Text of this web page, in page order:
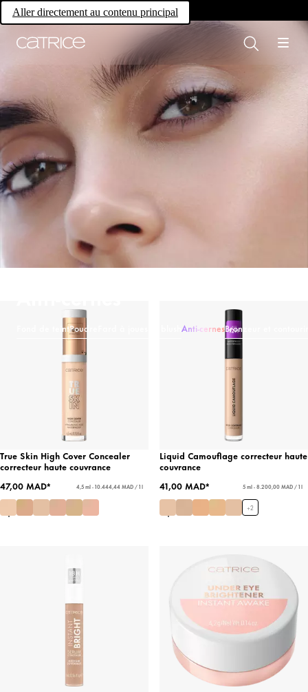
Aller directement au contenu principal
Own your magic.
Fond de teintPoudre Anti-cernesBronzeur et
True Skin High Cover Concealer
correcteur haute couvrance
47,00 MAD*
4,5 ml - 10.444,44 MAD / 1 l
Liquid Camouflage correcteur haute
couvrance
41,00 MAD*
5 ml - 8.200,00 MAD / 1 l
+2